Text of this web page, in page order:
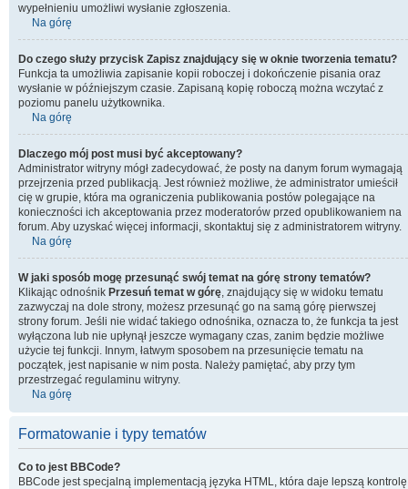
wypełnieniu umożliwi wysłanie zgłoszenia.
Na górę
Do czego służy przycisk Zapisz znajdujący się w oknie tworzenia tematu?
Funkcja ta umożliwia zapisanie kopii roboczej i dokończenie pisania oraz
wysłanie w późniejszym czasie. Zapisaną kopię roboczą można wczytać z
poziomu panelu użytkownika.
Na górę
Dlaczego mój post musi być akceptowany?
Administrator witryny mógł zadecydować, że posty na danym forum wymagają
przejrzenia przed publikacją. Jest również możliwe, że administrator umieścił
cię w grupie, która ma ograniczenia publikowania postów polegające na
konieczności ich akceptowania przez moderatorów przed opublikowaniem na
forum. Aby uzyskać więcej informacji, skontaktuj się z administratorem witryny.
Na górę
W jaki sposób mogę przesunąć swój temat na górę strony tematów?
Klikając odnośnik Przesuń temat w górę, znajdujący się w widoku tematu
zazwyczaj na dole strony, możesz przesunąć go na samą górę pierwszej
strony forum. Jeśli nie widać takiego odnośnika, oznacza to, że funkcja ta jest
wyłączona lub nie upłynął jeszcze wymagany czas, zanim będzie możliwe
użycie tej funkcji. Innym, łatwym sposobem na przesunięcie tematu na
początek, jest napisanie w nim posta. Należy pamiętać, aby przy tym
przestrzegać regulaminu witryny.
Na górę
Formatowanie i typy tematów
Co to jest BBCode?
BBCode jest specjalną implementacją języka HTML, która daje lepszą kontrolę